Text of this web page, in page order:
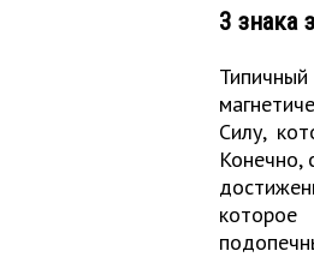
3 знака
Силу,
Конечно,